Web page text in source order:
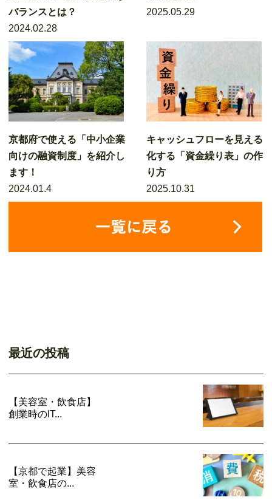
バランスとは？
2024.02.28
2025.05.29
京都府で使える「中小企業
向けの融資制度」を紹介し
ます！
2024.01.4
キャッシュフローを見える
化する「資金繰り表」の作
り方
2025.10.31
最近の投稿
【美容室・飲食店】
創業時のIT...
【京都で起業】美容
室・飲食店の...